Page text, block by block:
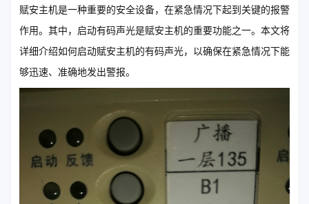
赋安主机是一种重要的安全设备，在紧急情况下起到关键的报警
作用。其中，启动有码声光是赋安主机的重要功能之一。本文将
详细介绍如何启动赋安主机的有码声光，以确保在紧急情况下能
够迅速、准确地发出警报。